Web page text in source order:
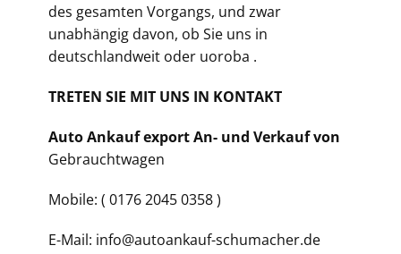
des gesamten Vorgangs, und zwar
unabhängig davon, ob Sie uns in
deutschlandweit oder uoroba .
TRETEN SIE MIT UNS IN KONTAKT
Auto Ankauf export An- und Verkauf von
Gebrauchtwagen
Mobile: ( 0176 2045 0358 )
E-Mail: info@autoankauf-schumacher.de